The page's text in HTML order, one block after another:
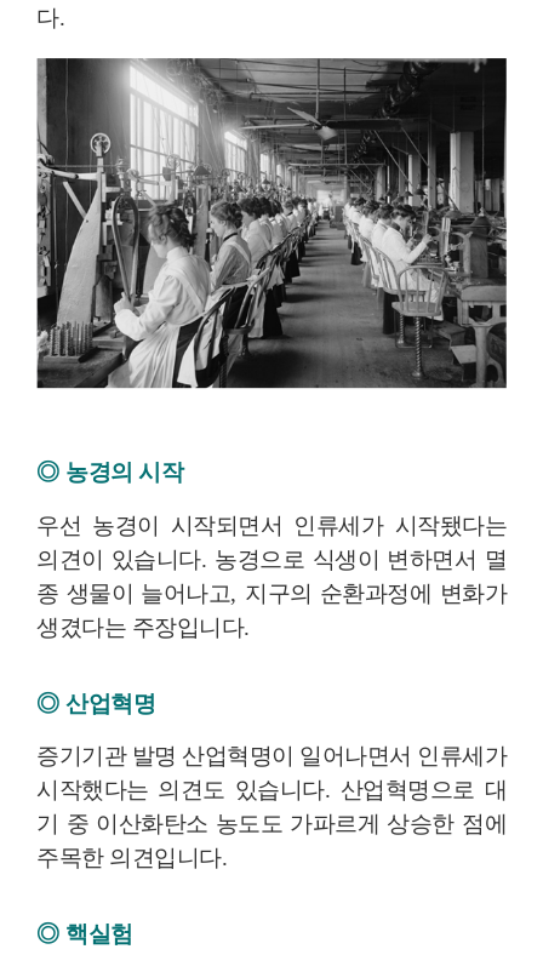
다.
◎ 농경의 시작
우선 농경이 시작되면서 인류세가 시작됐다는
의견이 있습니다. 농경으로 식생이 변하면서 멸
종 생물이 늘어나고, 지구의 순환과정에 변화가
생겼다는 주장입니다.
◎ 산업혁명
증기기관 발명 산업혁명이 일어나면서 인류세가
시작했다는 의견도 있습니다. 산업혁명으로 대
기 중 이산화탄소 농도도 가파르게 상승한 점에
주목한 의견입니다.
◎ 핵실험